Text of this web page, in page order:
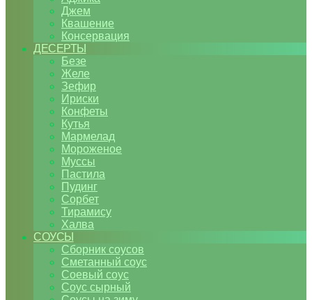
Джем
Квашение
Консервация
ДЕСЕРТЫ
Безе
Желе
Зефир
Ириски
Конфеты
Кутья
Мармелад
Мороженое
Муссы
Пастила
Пудинг
Сорбет
Тирамису
Халва
СОУСЫ
Сборник соусов
Сметанный соус
Соевый соус
Соус сырный